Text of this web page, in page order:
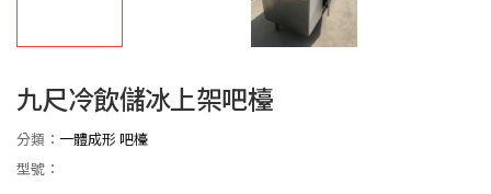
九尺冷飲儲冰上架吧檯
分類： 一體成形 吧檯
型號：